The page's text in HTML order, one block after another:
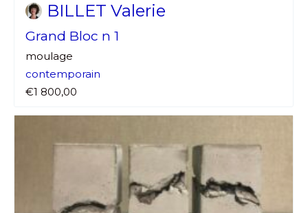
BILLET Valerie
Grand Bloc n 1
moulage
contemporain
€1 800,00